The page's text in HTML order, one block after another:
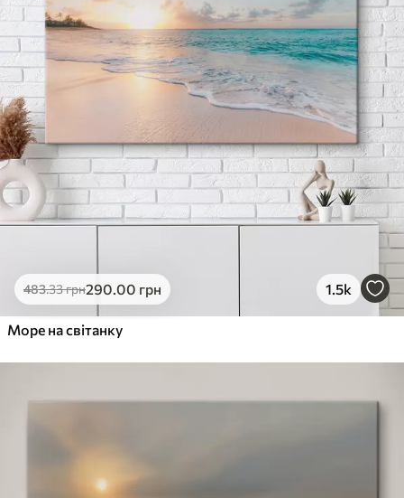
483.33грн290.00 грн 1.5k
Море на світанку